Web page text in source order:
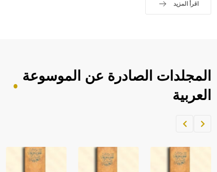
اقرأ المزيد
المجلدات الصادرة عن الموسوعة
العربية